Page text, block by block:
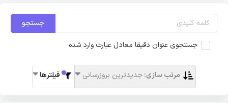
جستجو
جستجوی عنوان دقیقا معادل عبارت وارد شده
مرتب سازی:جدیدترین بروزرسانی فیلترها